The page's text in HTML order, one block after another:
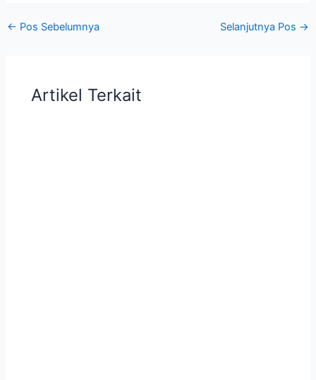
← Pos Sebelumnya Selanjutnya Pos →
Artikel Terkait